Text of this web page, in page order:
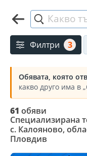
Какво
Филтри 3
Обявата, която
какво друго има в
61 обяви
Специализирана
с. Калояново,
Пловдив